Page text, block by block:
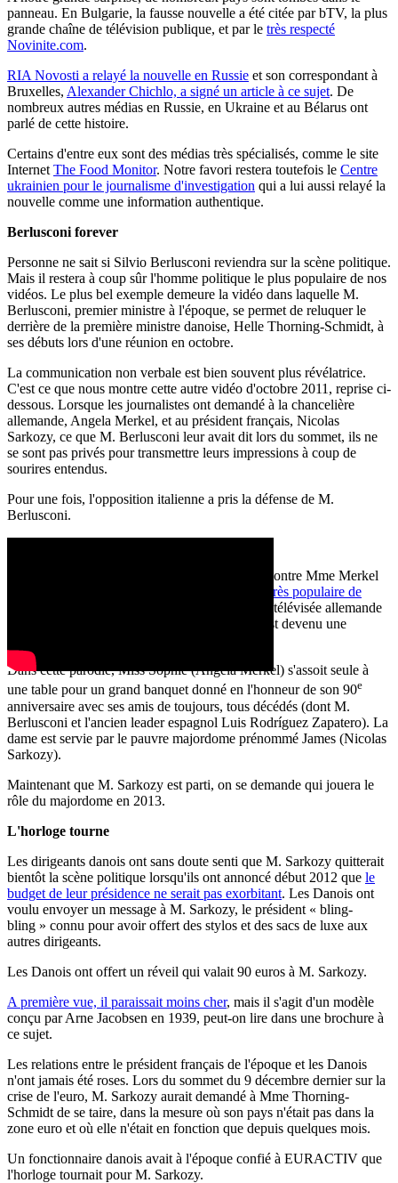
panneau. En Bulgarie, la fausse nouvelle a été citée par bTV, la plus
grande chaîne de télévision publique, et par le très respecté
Novinite.com.
RIA Novosti a relayé la nouvelle en Russie et son correspondant à
Bruxelles, Alexander Chichlo, a signé un article à ce sujet. De
nombreux autres médias en Russie, en Ukraine et au Bélarus ont
parlé de cette histoire.
Certains d'entre eux sont des médias très spécialisés, comme le site
Internet The Food Monitor. Notre favori restera toutefois le Centre
ukrainien pour le journalisme d'investigation qui a lui aussi relayé la
nouvelle comme une information authentique.
Berlusconi forever
Personne ne sait si Silvio Berlusconi reviendra sur la scène politique.
Mais il restera à coup sûr l'homme politique le plus populaire de nos
vidéos. Le plus bel exemple demeure la vidéo dans laquelle M.
Berlusconi, premier ministre à l'époque, se permet de reluquer le
derrière de la première ministre danoise, Helle Thorning-Schmidt, à
ses débuts lors d'une réunion en octobre.
La communication non verbale est bien souvent plus révélatrice.
C'est ce que nous montre cette autre vidéo d'octobre 2011, reprise ci-
dessous. Lorsque les journalistes ont demandé à la chancelière
allemande, Angela Merkel, et au président français, Nicolas
Sarkozy, ce que M. Berlusconi leur avait dit lors du sommet, ils ne
se sont pas privés pour transmettre leurs impressions à coup de
sourires entendus.
Pour une fois, l'opposition italienne a pris la défense de M.
Berlusconi.
Une autre vidéo qui a eu beaucoup de succès montre Mme Merkel
parodie de la comédie très populaire de
, réalisée par la chaîne télévisée allemande
ARD. Regarder ce film le soir du Nouvel An est devenu une
Dans cette parodie, Miss Sophie (Angela Merkel) s'assoit seule à
une table pour un grand banquet donné en l'honneur de son 90e
anniversaire avec ses amis de toujours, tous décédés (dont M.
Berlusconi et l'ancien leader espagnol Luis Rodríguez Zapatero). La
dame est servie par le pauvre majordome prénommé James (Nicolas
Sarkozy).
Maintenant que M. Sarkozy est parti, on se demande qui jouera le
rôle du majordome en 2013.
L'horloge tourne
Les dirigeants danois ont sans doute senti que M. Sarkozy quitterait
bientôt la scène politique lorsqu'ils ont annoncé début 2012 que le
budget de leur présidence ne serait pas exorbitant. Les Danois ont
voulu envoyer un message à M. Sarkozy, le président « bling-
bling » connu pour avoir offert des stylos et des sacs de luxe aux
autres dirigeants.
Les Danois ont offert un réveil qui valait 90 euros à M. Sarkozy.
A première vue, il paraissait moins cher, mais il s'agit d'un modèle
conçu par Arne Jacobsen en 1939, peut-on lire dans une brochure à
ce sujet.
Les relations entre le président français de l'époque et les Danois
n'ont jamais été roses. Lors du sommet du 9 décembre dernier sur la
crise de l'euro, M. Sarkozy aurait demandé à Mme Thorning-
Schmidt de se taire, dans la mesure où son pays n'était pas dans la
zone euro et où elle n'était en fonction que depuis quelques mois.
Un fonctionnaire danois avait à l'époque confié à EURACTIV que
l'horloge tournait pour M. Sarkozy.